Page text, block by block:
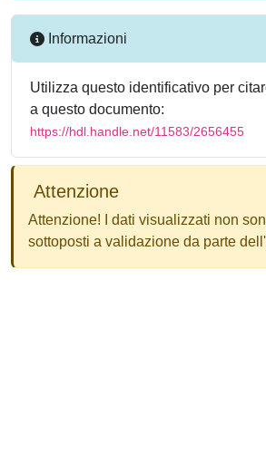
Informazioni
Utilizza questo identificativo per
a questo documento:
https://hdl.handle.net/11583/2656455
Attenzione
Attenzione! I dati visualizzati non
sottoposti a validazione da parte